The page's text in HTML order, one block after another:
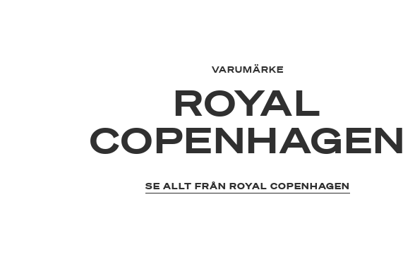
VARUMÄRKE
ROYAL
COPENHAGEN
SE ALLT FRÅN ROYAL COPENHAGEN